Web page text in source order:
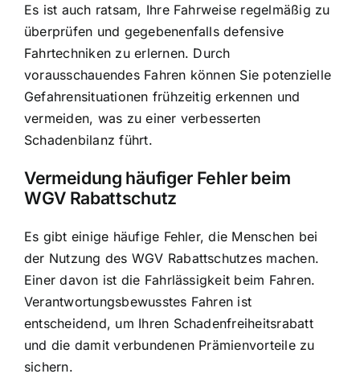
Es ist auch ratsam, Ihre Fahrweise regelmäßig zu
überprüfen und gegebenenfalls defensive
Fahrtechniken zu erlernen. Durch
vorausschauendes Fahren können Sie potenzielle
Gefahrensituationen frühzeitig erkennen und
vermeiden, was zu einer verbesserten
Schadenbilanz führt.
Vermeidung häufiger Fehler beim
WGV Rabattschutz
Es gibt einige häufige Fehler, die Menschen bei
der Nutzung des WGV Rabattschutzes machen.
Einer davon ist die Fahrlässigkeit beim Fahren.
Verantwortungsbewusstes Fahren ist
entscheidend, um Ihren Schadenfreiheitsrabatt
und die damit verbundenen Prämienvorteile zu
sichern.